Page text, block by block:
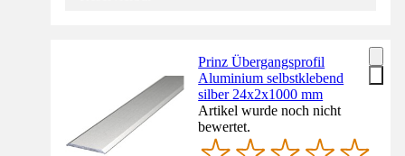
Prinz Übergangsprofil
Aluminium selbstklebend
silber 24x2x1000 mm
Artikel wurde noch nicht
bewertet.